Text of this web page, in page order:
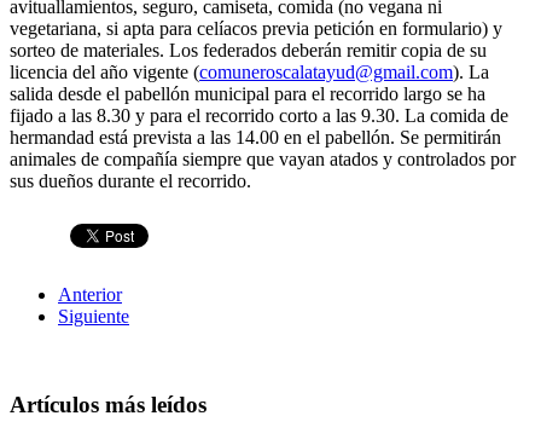
avituallamientos, seguro, camiseta, comida (no vegana ni
vegetariana, si apta para celíacos previa petición en formulario) y
sorteo de materiales. Los federados deberán remitir copia de su
licencia del año vigente (comuneroscalatayud@gmail.com). La
salida desde el pabellón municipal para el recorrido largo se ha
fijado a las 8.30 y para el recorrido corto a las 9.30. La comida de
hermandad está prevista a las 14.00 en el pabellón. Se permitirán
animales de compañía siempre que vayan atados y controlados por
sus dueños durante el recorrido.
Anterior
Siguiente
Artículos más leídos